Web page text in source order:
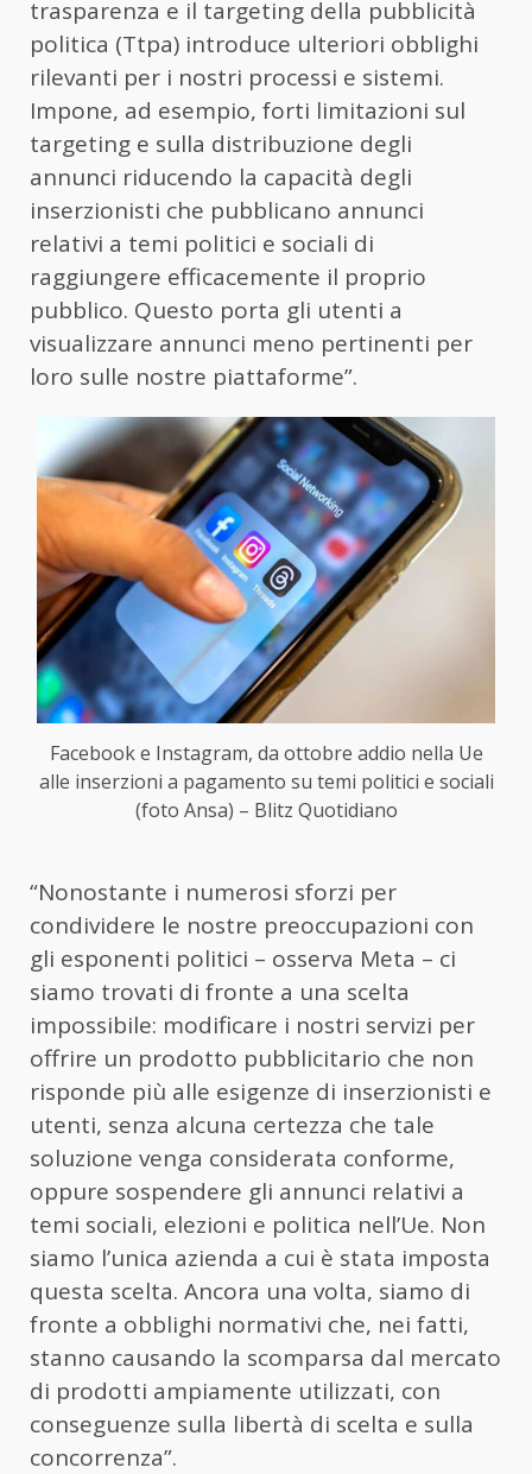
trasparenza e il targeting della pubblicità
politica (Ttpa) introduce ulteriori obblighi
rilevanti per i nostri processi e sistemi.
Impone, ad esempio, forti limitazioni sul
targeting e sulla distribuzione degli
annunci riducendo la capacità degli
inserzionisti che pubblicano annunci
relativi a temi politici e sociali di
raggiungere efficacemente il proprio
pubblico. Questo porta gli utenti a
visualizzare annunci meno pertinenti per
loro sulle nostre piattaforme”.
Facebook e Instagram, da ottobre addio nella Ue
alle inserzioni a pagamento su temi politici e sociali
(foto Ansa) – Blitz Quotidiano
“Nonostante i numerosi sforzi per
condividere le nostre preoccupazioni con
gli esponenti politici – osserva Meta – ci
siamo trovati di fronte a una scelta
impossibile: modificare i nostri servizi per
offrire un prodotto pubblicitario che non
risponde più alle esigenze di inserzionisti e
utenti, senza alcuna certezza che tale
soluzione venga considerata conforme,
oppure sospendere gli annunci relativi a
temi sociali, elezioni e politica nell’Ue. Non
siamo l’unica azienda a cui è stata imposta
questa scelta. Ancora una volta, siamo di
fronte a obblighi normativi che, nei fatti,
stanno causando la scomparsa dal mercato
di prodotti ampiamente utilizzati, con
conseguenze sulla libertà di scelta e sulla
concorrenza”.